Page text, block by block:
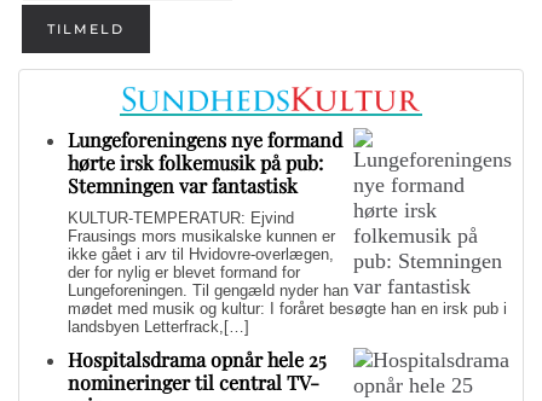
TILMELD
Lungeforeningens nye formand
hørte irsk folkemusik på pub:
Stemningen var fantastisk
KULTUR-TEMPERATUR: Ejvind
Frausings mors musikalske kunnen er
ikke gået i arv til Hvidovre-overlægen,
der for nylig er blevet formand for
Lungeforeningen. Til gengæld nyder han
mødet med musik og kultur: I foråret besøgte han en irsk pub i
landsbyen Letterfrack,[…]
Hospitalsdrama opnår hele 25
nomineringer til central TV-